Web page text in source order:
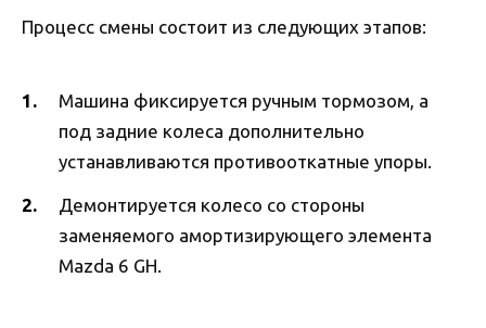
Процесс смены состоит из следующих этапов:
Машина фиксируется ручным тормозом, а
под задние колеса дополнительно
устанавливаются противооткатные упоры.
Демонтируется колесо со стороны
заменяемого амортизирующего элемента
Mazda 6 GH.